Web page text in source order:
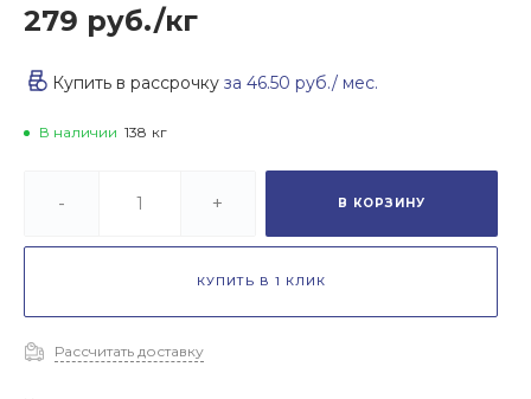
279 руб./кг
Купить в рассрочку за 46.50 руб./ мес.
В наличии 138 кг
- + В КОРЗИНУ
КУПИТЬ В 1 КЛИК
Рассчитать доставку